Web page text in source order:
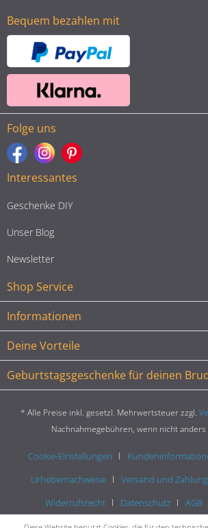
Bequem bezahlen mit
Folge uns
Interessantes
Geschenke DIY
Unser Blog
Newsletter
Shop Service
Informationen
Deine Vorteile
Geburtstagsgeschenke für deinen
* Alle Preise inkl. gesetzl. Mehrwertsteuer zzgl.
Nachnahmegebühren, wenn nicht
Cookie-Einstellungen
Urhebernachweise
Versand und
Widerrufsrecht
Datenschutz AGB